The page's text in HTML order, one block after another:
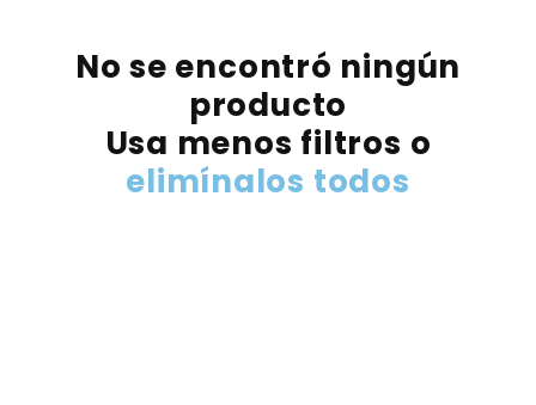
No se encontró ningún
producto
Usa menos filtros o
elimínalos todos